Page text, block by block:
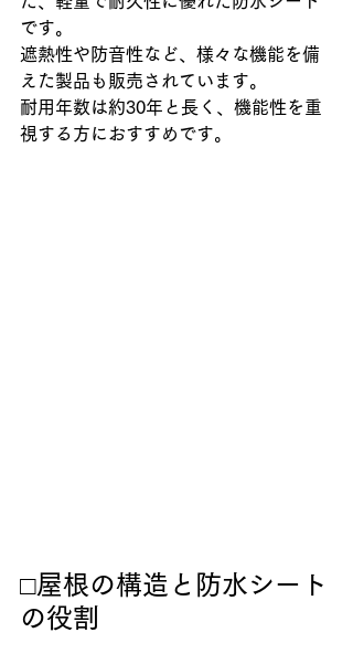
です。
遮熱性や防音性など、様々な機能を備
えた製品も販売されています。
耐用年数は約30年と長く、機能性を重
視する方におすすめです。
□屋根の構造と防水シート
の役割